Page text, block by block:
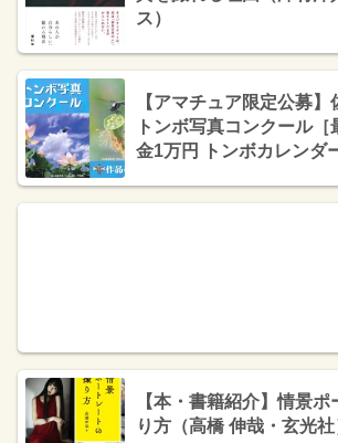
ス）
【アマチュア限定公募
トンボ写真コンクール
金1万円 トンボカレンダ
【本・書籍紹介】情景
り方（高橋 伸哉・玄光社